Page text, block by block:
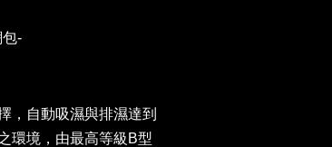
-
，自動吸濕與排濕達到
環境，由最高等級B型